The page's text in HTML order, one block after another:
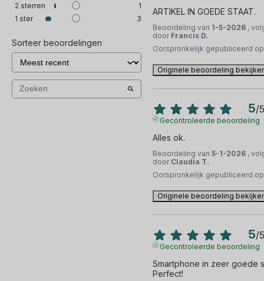
2 sterren
1
1 ster 3
Sorteer beoordelingen
ARTIKEL IN GOEDE STAAT.
Beoordeling van 1-5-2026 ,
door Francis D.
Oorspronkelijk gepubliceerd
Originele beoordeling
5/5
Gecontroleerde beoordeling
Alles ok.
Beoordeling van 5-1-2026 ,
door Claudia T.
Oorspronkelijk gepubliceerd
Originele beoordeling
5/5
Gecontroleerde beoordeling
Smartphone in zeer goede
Perfect!